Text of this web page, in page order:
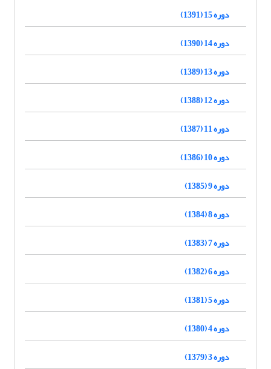
دوره 15 (1391)
دوره 14 (1390)
دوره 13 (1389)
دوره 12 (1388)
دوره 11 (1387)
دوره 10 (1386)
دوره 9 (1385)
دوره 8 (1384)
دوره 7 (1383)
دوره 6 (1382)
دوره 5 (1381)
دوره 4 (1380)
دوره 3 (1379)